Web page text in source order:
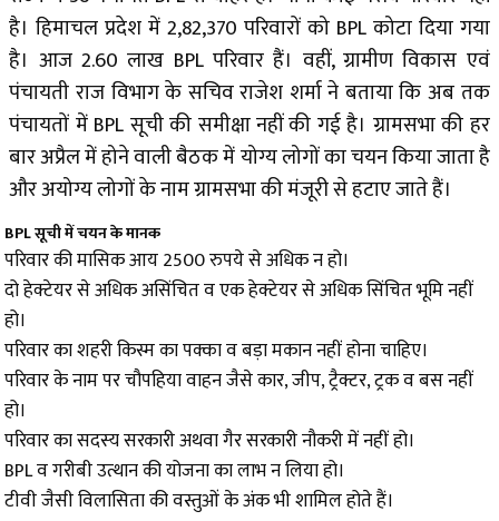
है। हिमाचल प्रदेश में 2,82,370 परिवारों को BPL कोटा दिया गया
है। आज 2.60 लाख BPL परिवार हैं। वहीं, ग्रामीण विकास एवं
पंचायती राज विभाग के सचिव राजेश शर्मा ने बताया कि अब तक
पंचायतों में BPL सूची की समीक्षा नहीं की गई है। ग्रामसभा की हर
बार अप्रैल में होने वाली बैठक में योग्य लोगों का चयन किया जाता है
और अयोग्य लोगों के नाम ग्रामसभा की मंजूरी से हटाए जाते हैं।
BPL सूची में चयन के मानक
परिवार की मासिक आय 2500 रुपये से अधिक न हो।
दो हेक्टेयर से अधिक असिंचित व एक हेक्टेयर से अधिक सिंचित भूमि नहीं
हो।
परिवार का शहरी किस्म का पक्का व बड़ा मकान नहीं होना चाहिए।
परिवार के नाम पर चौपहिया वाहन जैसे कार, जीप, ट्रैक्टर, ट्रक व बस नहीं
हो।
परिवार का सदस्य सरकारी अथवा गैर सरकारी नौकरी में नहीं हो।
BPL व गरीबी उत्थान की योजना का लाभ न लिया हो।
टीवी जैसी विलासिता की वस्तुओं के अंक भी शामिल होते हैं।